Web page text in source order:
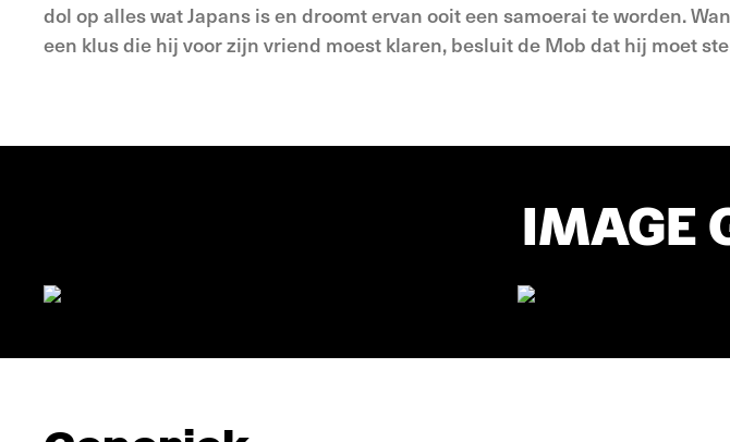
dol op alles wat Japans is en droomt ervan ooit een samoerai te worden.
een klus die hij voor zijn vriend moest klaren, besluit de Mob dat hij moet
IMAGE